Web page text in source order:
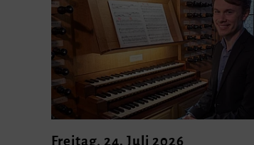
Freitag, 24. Juli 2026